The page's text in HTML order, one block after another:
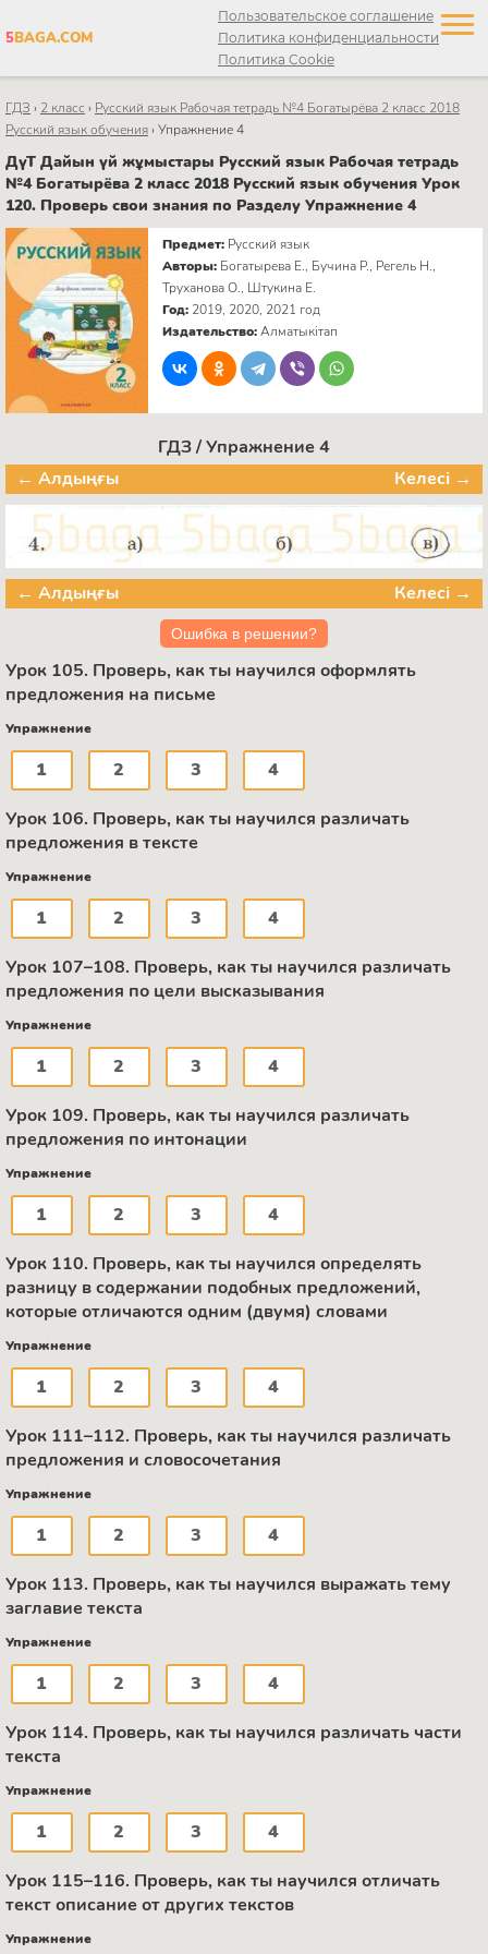
5BAGA.COM
Пользовательское соглашение
Политика конфиденциальности
Политика Cookie
ГДЗ › 2 класс › Русский язык Рабочая тетрадь №4 Богатырёва 2 класс 2018
Русский язык обучения›Упражнение 4
ДүТ Дайын үй жұмыстары Русский язык Рабочая тетрадь
№4 Богатырёва 2 класс 2018 Русский язык обучения Урок
120. Проверь свои знания по Разделу Упражнение 4
Предмет: Русский язык
Авторы: Богатырева Е., Бучина Р., Регель Н.,
Труханова О., Штукина Е.
Год: 2019, 2020, 2021 год
Издательство:Алматыкітап
ГДЗ / Упражнение 4
← Алдыңғы
Келесі →
← Алдыңғы Келесі →
Ошибка в решении?
Урок 105. Проверь, как ты научился оформлять
предложения на письме
Упражнение
1 2 3 4
Урок 106. Проверь, как ты научился различать
предложения в тексте
Упражнение
1 2 3 4
Урок 107–108. Проверь, как ты научился различать
предложения по цели высказывания
Упражнение
1 2 3 4
Урок 109. Проверь, как ты научился различать
предложения по интонации
Упражнение
1 2 3 4
Урок 110. Проверь, как ты научился определять
разницу в содержании подобных предложений,
которые отличаются одним (двумя) словами
Упражнение
1 2 3 4
Урок 111–112. Проверь, как ты научился различать
предложения и словосочетания
Упражнение
1 2 3 4
Урок 113. Проверь, как ты научился выражать тему
заглавие текста
Упражнение
1 2 3 4
Урок 114. Проверь, как ты научился различать части
текста
Упражнение
1 2 3 4
Урок 115–116. Проверь, как ты научился отличать
текст описание от других текстов
Упражнение